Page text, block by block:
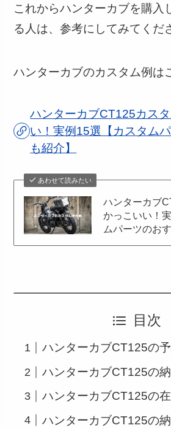
これからハンターカブを購入
る人は、参考にしてみてくだ
ハンターカブのカスタム例は
ハンターカブCT125カス
い！実例15選【カスタム
も紹介】
あわせて読みたい
ハンターカブ
かっこいい！
ムパーツのお
目次
ハンターカブCT125の
ハンターカブCT125の
ハンターカブCT125の
ハンターカブCT125の